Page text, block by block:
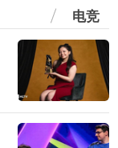
电竞